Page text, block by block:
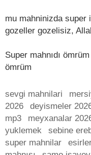
mu mahninizda super
gozeller gozelisiz,
Super mahnıdı
ömrüm
sevgi mahnilari
2026
deyismeler
mp3
meyxanalar
yuklemek
sebine
super mahnilar